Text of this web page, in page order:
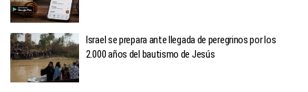
Israel se prepara ante llegada de peregrinos por los
2.000 años del bautismo de Jesús